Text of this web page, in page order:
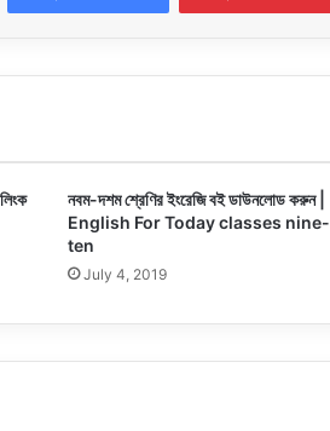
নবম-দশম শ্রেণির ইংরেজি বই ডাউনলোড করুন |
English For Today classes nine-
ten
July 4, 2019